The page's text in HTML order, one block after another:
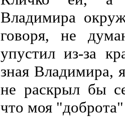
Владимира
говоря, не
упустил из-за
зная Владимира,
не раскрыл бы
что моя